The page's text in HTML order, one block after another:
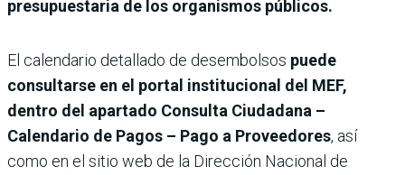
presupuestaria de los organismos públicos.
El calendario detallado de desembolsos puede
consultarse en el portal institucional del MEF,
dentro del apartado Consulta Ciudadana –
Calendario de Pagos – Pago a Proveedores, así
como en el sitio web de la Dirección Nacional de